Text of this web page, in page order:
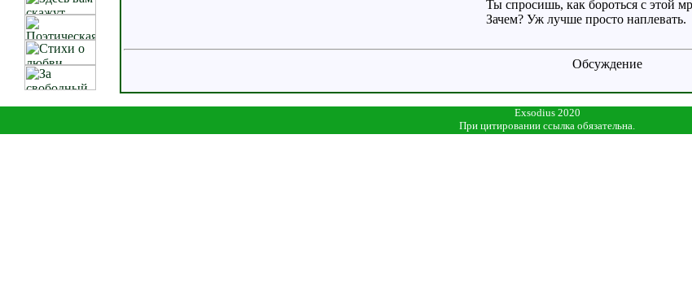
Ты спросишь, как бороться с этой
Зачем? Уж лучше просто наплевать.
Обсуждение
Exsodius 2020
При цитировании ссылка обязательна.